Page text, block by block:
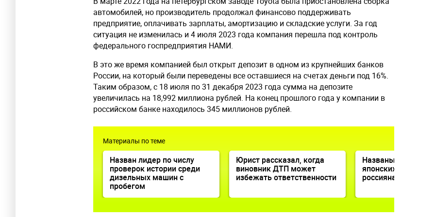
автомобилей, но производитель продолжал финансово поддерживать
предприятие, оплачивать зарплаты, амортизацию и складские услуги. За год
ситуация не изменилась и 4 июля 2023 года компания перешла под контроль
федерального госпредприятия НАМИ.
В это же время компанией был открыт депозит в одном из крупнейших банков
России, на который были переведены все оставшиеся на счетах деньги под 16%.
Таким образом, с 18 июля по 31 декабря 2023 года сумма на депозите
увеличилась на 18,992 миллиона рублей. На конец прошлого года у компании в
российском банке находилось 345 миллионов рублей.
Материалы по теме
Назван лидер по числу
проверок истории среди
дизельных машин с
пробегом
Юрист рассказал, когда
виновник ДТП может
избежать ответственности
Названы причины
японских машин
россиянами